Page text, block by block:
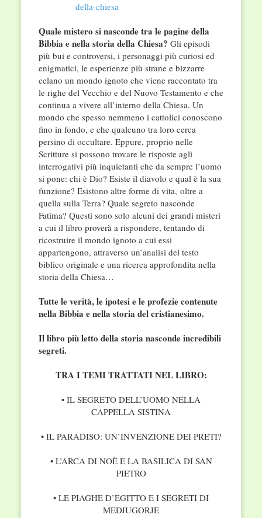
Quale mistero si nasconde tra le pagine della
Bibbia e nella storia della Chiesa? Gli episodi
più bui e controversi, i personaggi più curiosi ed
enigmatici, le esperienze più strane e bizzarre
celano un mondo ignoto che viene raccontato tra
le righe del Vecchio e del Nuovo Testamento e che
continua a vivere all’interno della Chiesa. Un
mondo che spesso nemmeno i cattolici conoscono
fino in fondo, e che qualcuno tra loro cerca
persino di occultare. Eppure, proprio nelle
Scritture si possono trovare le risposte agli
interrogativi più inquietanti che da sempre l’uomo
si pone: chi è Dio? Esiste il diavolo e qual è la sua
funzione? Esistono altre forme di vita, oltre a
quella sulla Terra? Quale segreto nasconde
Fatima? Questi sono solo alcuni dei grandi misteri
a cui il libro proverà a rispondere, tentando di
ricostruire il mondo ignoto a cui essi
appartengono, attraverso un’analisi del testo
biblico originale e una ricerca approfondita nella
storia della Chiesa…
Tutte le verità, le ipotesi e le profezie contenute
nella Bibbia e nella storia del cristianesimo.
Il libro più letto della storia nasconde incredibili
segreti.
TRA I TEMI TRATTATI NEL LIBRO:
• IL SEGRETO DELL’UOMO NELLA
CAPPELLA SISTINA
• IL PARADISO: UN’INVENZIONE DEI PRETI?
• L’ARCA DI NOÈ E LA BASILICA DI SAN
PIETRO
• LE PIAGHE D’EGITTO E I SEGRETI DI
MEDJUGORJE